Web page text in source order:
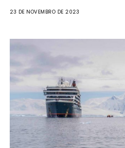
23 DE NOVEMBRO DE 2023